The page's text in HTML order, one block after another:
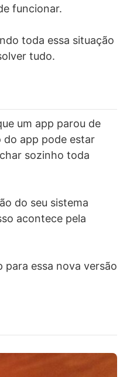
funcionar.
toda essa situação
tudo.
um app parou de
do app pode estar
sozinho toda
do seu sistema
acontece pela
para essa nova versão